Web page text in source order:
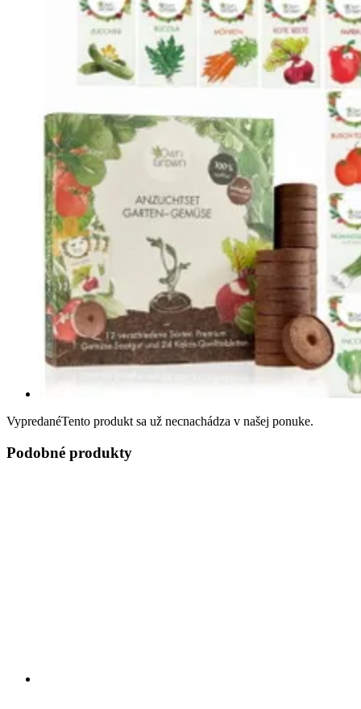
VypredanéTento produkt sa už necnachádza v našej ponuke.
Podobné produkty